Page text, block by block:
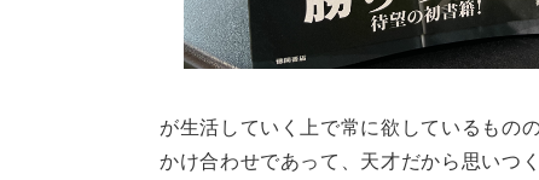
が生活していく上で常に欲しているもの
かけ合わせであって、天才だから思いつ